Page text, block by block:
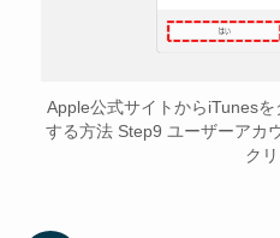
Apple公式サイトからiTunes
する方法 Step9 ユーザーアカ
ク